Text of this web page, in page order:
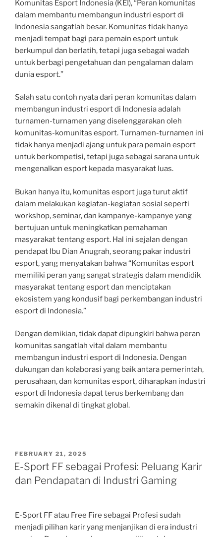
Komunitas Esport Indonesia (KEI), “Peran komunitas
dalam membantu membangun industri esport di
Indonesia sangatlah besar. Komunitas tidak hanya
menjadi tempat bagi para pemain esport untuk
berkumpul dan berlatih, tetapi juga sebagai wadah
untuk berbagi pengetahuan dan pengalaman dalam
dunia esport.”
Salah satu contoh nyata dari peran komunitas dalam
membangun industri esport di Indonesia adalah
turnamen-turnamen yang diselenggarakan oleh
komunitas-komunitas esport. Turnamen-turnamen ini
tidak hanya menjadi ajang untuk para pemain esport
untuk berkompetisi, tetapi juga sebagai sarana untuk
mengenalkan esport kepada masyarakat luas.
Bukan hanya itu, komunitas esport juga turut aktif
dalam melakukan kegiatan-kegiatan sosial seperti
workshop, seminar, dan kampanye-kampanye yang
bertujuan untuk meningkatkan pemahaman
masyarakat tentang esport. Hal ini sejalan dengan
pendapat Ibu Dian Anugrah, seorang pakar industri
esport, yang menyatakan bahwa “Komunitas esport
memiliki peran yang sangat strategis dalam mendidik
masyarakat tentang esport dan menciptakan
ekosistem yang kondusif bagi perkembangan industri
esport di Indonesia.”
Dengan demikian, tidak dapat dipungkiri bahwa peran
komunitas sangatlah vital dalam membantu
membangun industri esport di Indonesia. Dengan
dukungan dan kolaborasi yang baik antara pemerintah,
perusahaan, dan komunitas esport, diharapkan industri
esport di Indonesia dapat terus berkembang dan
semakin dikenal di tingkat global.
POSTED
ON
FEBRUARY 21, 2025
E-Sport FF sebagai Profesi: Peluang Karir
dan Pendapatan di Industri Gaming
E-Sport FF atau Free Fire sebagai Profesi sudah
menjadi pilihan karir yang menjanjikan di era industri